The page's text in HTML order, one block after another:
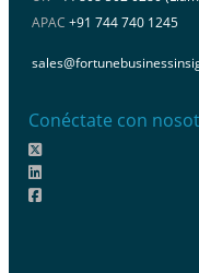
APAC +91 744 740 1245
Conéctate con